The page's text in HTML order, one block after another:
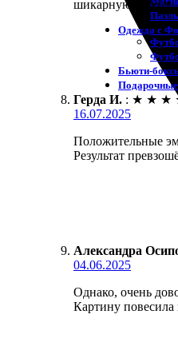
Одежда с
Бьюти-
шикарную работу.
Герда И. : ★ ★ ★
16.07.2025
Положительные
Результат
Александра
04.06.2025
Однако, очень
Картину повесила